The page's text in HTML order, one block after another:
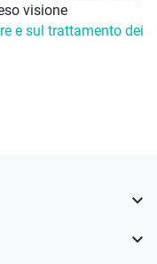
visione
e sul trattamento dei

